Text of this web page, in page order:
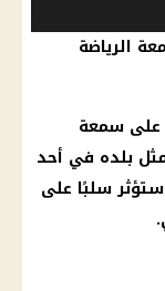
الرياضة
على سمعة
بلده في أحد
ستؤثر سلبًا على